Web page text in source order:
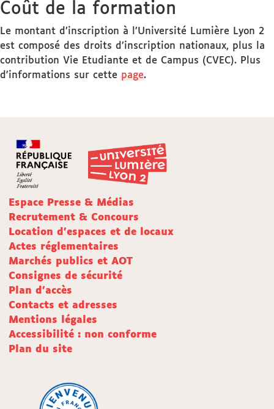
Coût de la formation
Le montant d’inscription à l’Université Lumière Lyon 2
est composé des droits d’inscription nationaux, plus la
contribution Vie Etudiante et de Campus (CVEC). Plus
d'informations sur cette page.
Espace Presse & Médias
Recrutement & Concours
Location d'espaces et de locaux
Actes réglementaires
Marchés publics et AOT
Consignes de sécurité
Plan d'accès
Contacts et adresses
Mentions légales
Accessibilité : non conforme
Plan du site